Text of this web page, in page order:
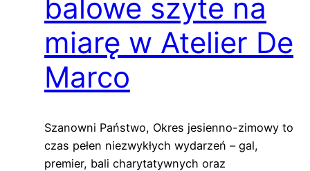
balowe szyte na
miarę w Atelier De
Marco
Szanowni Państwo, Okres jesienno-zimowy to
czas pełen niezwykłych wydarzeń – gal,
premier, bali charytatywnych oraz